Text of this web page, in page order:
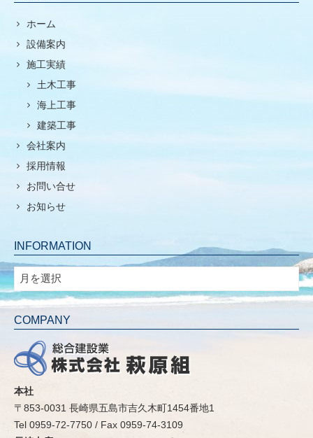
ホーム
設備案内
施工実績
土木工事
海上工事
建築工事
会社案内
採用情報
お問い合せ
お知らせ
INFORMATION
INFORMATION
COMPANY
本社
〒853-0031 長崎県五島市吉久木町1454番地1
Tel 0959-72-7750 / Fax 0959-74-3109